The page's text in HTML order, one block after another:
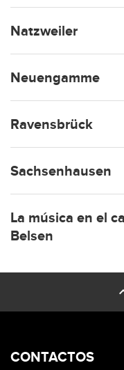
Natzweiler
Neuengamme
Ravensbrück
Sachsenhausen
La música en el
Belsen
CONTACTOS